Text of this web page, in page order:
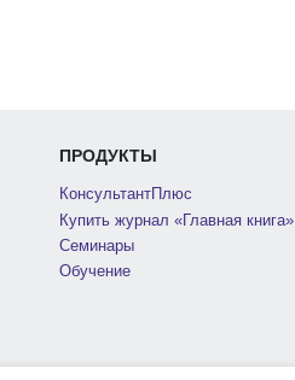
ПРОДУКТЫ
КонсультантПлюс
Купить журнал «Главная книга»
Семинары
Обучение